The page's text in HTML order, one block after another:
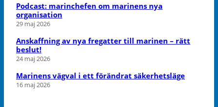
Podcast: marinchefen om marinens nya
organisation
29 maj 2026
Anskaffning av nya fregatter till marinen – rätt
beslut!
24 maj 2026
Marinens vägval i ett förändrat säkerhetsläge
16 maj 2026